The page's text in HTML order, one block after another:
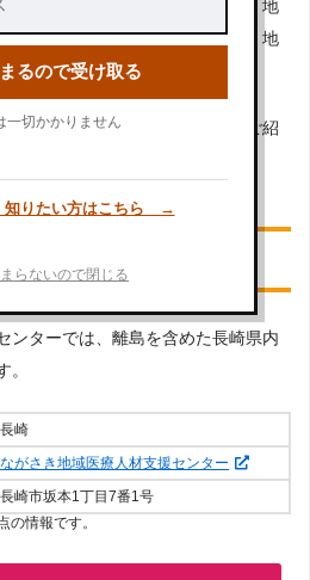
からなかった求人に出会えたり、地
を行ってくれたりすることから、地
をおすすめします。
強みをもつ転職エージェントをご紹
支援センター
ンターでは、離島を含めた長崎県内
。
長崎
ながさき地域医療人材支援センター
長崎市坂本1丁目7番1号
の情報です。
るので受け取る
一切かかりません
知りたい方はこちら →
らないので閉じる